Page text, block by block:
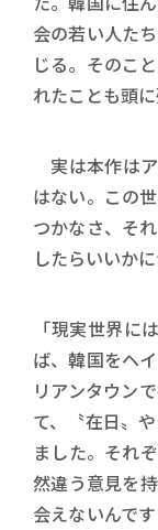
会の若い人た
じる。そのこ
れたことも頭に
実は本作は
はない。この
つかなさ、そ
したらいいか
「現実世界に
ば、韓国をヘ
リアンタウン
て、〝在日〟
ました。それ
然違う意見を
会えないんで